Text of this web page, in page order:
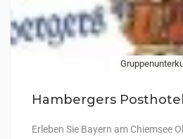
Hambergers Posthotel
Erleben Sie Bayern am Chiemsee